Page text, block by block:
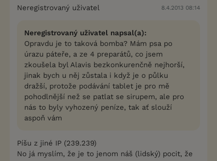
Neregistrovaný uživatel 8.4.2013 08:14
Neregistrovaný uživatel napsal(a):
Opravdu je to taková bomba? Mám psa po
úrazu páteře, a ze 4 preparátů, co jsem
zkoušela byl Alavis bezkonkurenčně nejhorší,
jinak bych u něj zůstala i když je o půlku
dražší, protože podávání tablet je pro mě
pohodlnější než se patlat se sirupem, ale pro
nás to byly vyhozený peníze, tak ať slouží
aspoň vám
Píšu z jiné IP (239.239)
No já myslím, že je to jenom náš (lidský) pocit, že